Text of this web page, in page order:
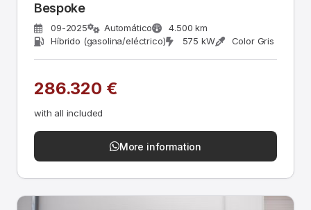
Bespoke
09-2025 Automático
4.500 km
Híbrido (gasolina/eléctrico)
575 kW Color Gris
286.320 €
with all included
More information